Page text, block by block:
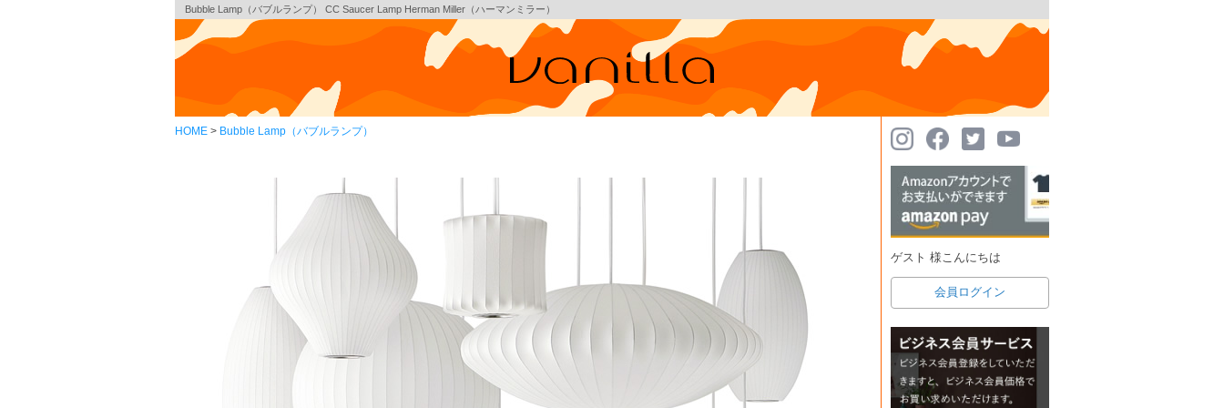
Bubble Lamp（バブルランプ） CC Saucer Lamp Herman Miller（ハーマンミラー）
HOME Bubble Lamp（バブルランプ）
ゲスト 様こんにちは
会員ログイン